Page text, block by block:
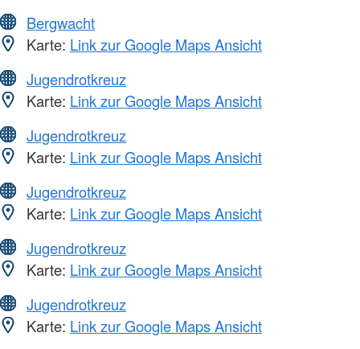
Bergwacht
Karte: Link zur Google Maps Ansicht
Jugendrotkreuz
Karte: Link zur Google Maps Ansicht
Jugendrotkreuz
Karte: Link zur Google Maps Ansicht
Jugendrotkreuz
Karte: Link zur Google Maps Ansicht
Jugendrotkreuz
Karte: Link zur Google Maps Ansicht
Jugendrotkreuz
Karte: Link zur Google Maps Ansicht